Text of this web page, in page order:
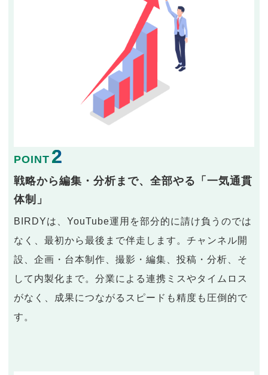
POINT 2
戦略から編集・分析まで、全部やる「一気通貫
体制」
BIRDYは、YouTube運用を部分的に請け負うのでは
なく、最初から最後まで伴走します。チャンネル開
設、企画・台本制作、撮影・編集、投稿・分析、そ
して内製化まで。分業による連携ミスやタイムロス
がなく、成果につながるスピードも精度も圧倒的で
す。